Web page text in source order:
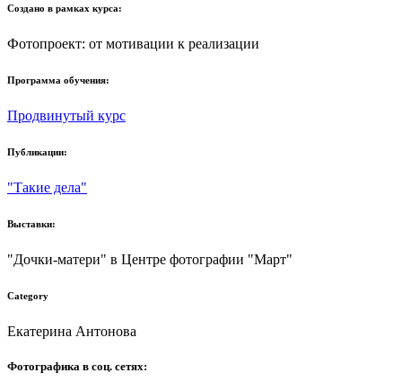
Создано в рамках курса:
Фотопроект: от мотивации к реализации
Программа обучения:
Продвинутый курс
Публикации:
"Такие дела"
Выставки:
"Дочки-матери" в Центре фотографии "Март"
Category
Екатерина Антонова
Фотографика в соц. сетях: